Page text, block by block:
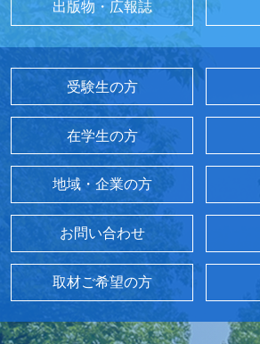
出版物・広報誌
受験生の方
在学生の方
地域・企業の方
お問い合わせ
取材ご希望の方